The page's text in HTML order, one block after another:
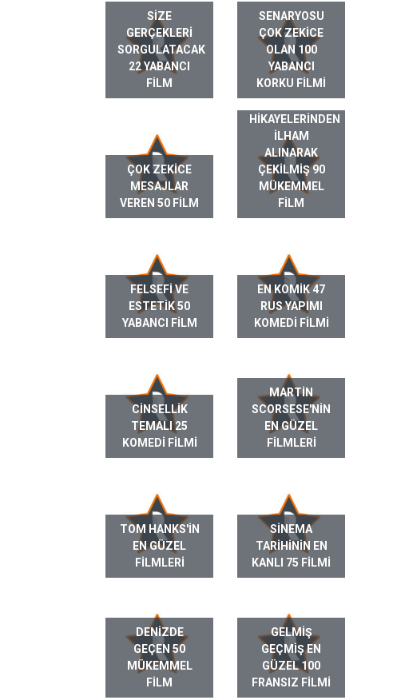
SIZE
GERÇEKLERI
SORGULATACAK
22 YABANCI
FILM
SENARYOSU
ÇOK ZEKICE
OLAN 100
YABANCI
KORKU FILMI
ÇOK ZEKICE
MESAJLAR
VEREN 50 FILM
GERÇEK HAYAT
HIKAYELERINDEN
ILHAM
ALINARAK
ÇEKILMIŞ 90
MÜKEMMEL
FILM
FELSEFI VE
ESTETIK 50
YABANCI FILM
EN KOMIK 47
RUS YAPIMI
KOMEDI FILMI
CINSELLIK
TEMALI 25
KOMEDI FILMI
MARTIN
SCORSESE'NIN
EN GÜZEL
FILMLERI
TOM HANKS'IN
EN GÜZEL
FILMLERI
SINEMA
TARIHININ EN
KANLI 75 FILMI
DENIZDE
GEÇEN 50
MÜKEMMEL
FILM
GELMIŞ
GEÇMIŞ EN
GÜZEL 100
FRANSIZ FILMI